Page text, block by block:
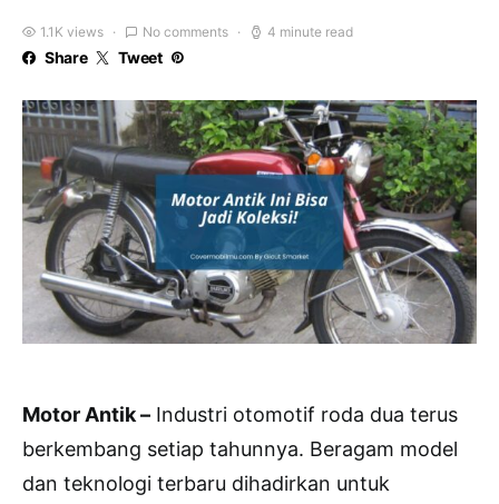
1.1K views No comments 4 minute read
Share Tweet
Motor Antik – Industri otomotif roda dua terus
berkembang setiap tahunnya. Beragam model
dan teknologi terbaru dihadirkan untuk